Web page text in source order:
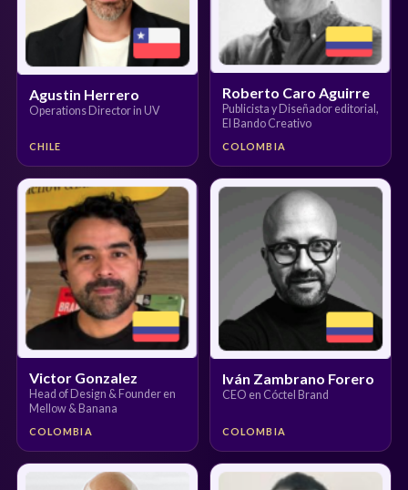
Agustin Herrero
Operations Director in UV
CHILE
Roberto Caro Aguirre
Publicista y Diseñador editorial,
El Bando Creativo
COLOMBIA
Victor Gonzalez
Head of Design & Founder en
Mellow & Banana
COLOMBIA
Iván Zambrano Forero
CEO en Cóctel Brand
COLOMBIA